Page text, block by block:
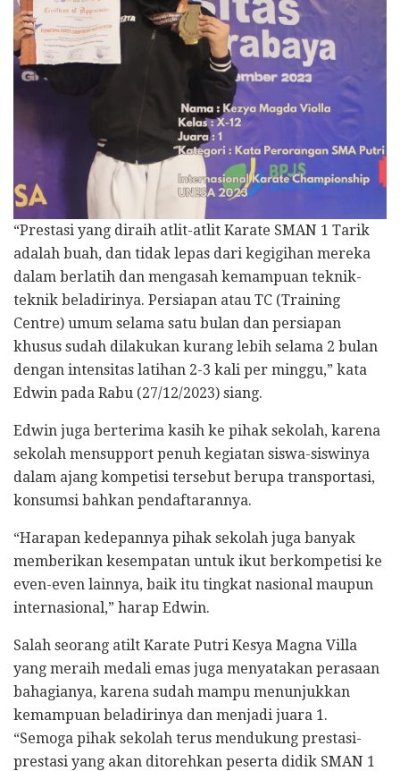
“Prestasi yang diraih atlit-atlit Karate SMAN 1 Tarik
adalah buah, dan tidak lepas dari kegigihan mereka
dalam berlatih dan mengasah kemampuan teknik-
teknik beladirinya. Persiapan atau TC (Training
Centre) umum selama satu bulan dan persiapan
khusus sudah dilakukan kurang lebih selama 2 bulan
dengan intensitas latihan 2-3 kali per minggu,” kata
Edwin pada Rabu (27/12/2023) siang.
Edwin juga berterima kasih ke pihak sekolah, karena
sekolah mensupport penuh kegiatan siswa-siswinya
dalam ajang kompetisi tersebut berupa transportasi,
konsumsi bahkan pendaftarannya.
“Harapan kedepannya pihak sekolah juga banyak
memberikan kesempatan untuk ikut berkompetisi ke
even-even lainnya, baik itu tingkat nasional maupun
internasional,” harap Edwin.
Salah seorang atilt Karate Putri Kesya Magna Villa
yang meraih medali emas juga menyatakan perasaan
bahagianya, karena sudah mampu menunjukkan
kemampuan beladirinya dan menjadi juara 1.
“Semoga pihak sekolah terus mendukung prestasi-
prestasi yang akan ditorehkan peserta didik SMAN 1